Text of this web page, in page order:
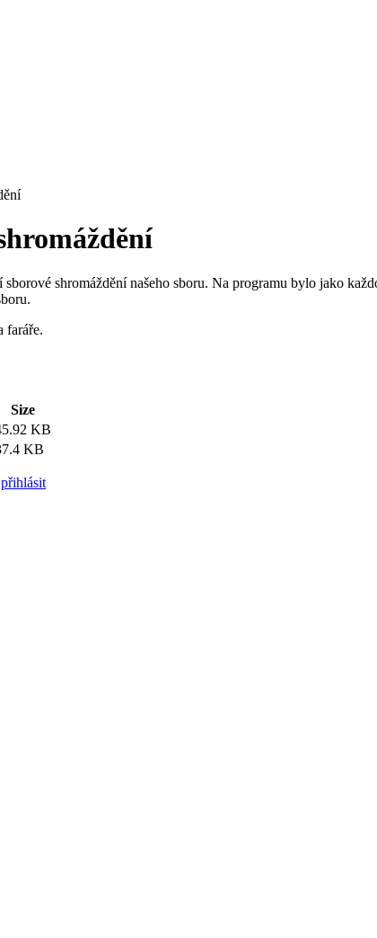
shromáždění našeho sboru. Na programu bylo jako
faráře.
Size
KB
KB
přihlásit